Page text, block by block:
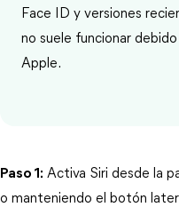
Face ID y versiones
no suele funcionar
Apple.
Paso 1: Activa Siri desde la
o manteniendo el botón